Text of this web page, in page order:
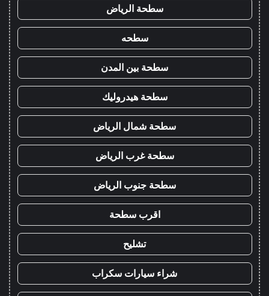
سطحة الرياض
سطحه
سطحة بين المدن
سطحة هيدروليك
سطحة شمال الرياض
سطحة غرب الرياض
سطحة جنوب الرياض
اقرب سطحة
تشليح
شراء سيارات سكراب